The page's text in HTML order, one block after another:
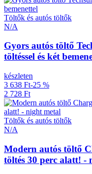
Töltők és autós töltők
N/A
Gyors autós töltő
töltéssel és két
készleten
3 638 Ft-25 %
2 728 Ft
Töltők és autós töltők
N/A
Modern autós töltő
töltés 30 perc alatt! -